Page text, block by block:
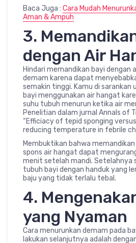
Baca Juga : Cara Mudah
Aman & Ampuh
3.
dengan Air
Hindari memandikan bayi dengan
demam karena dapat
semakin tinggi. Kamu di sarankan
bayi menggunakan air hangat
suhu tubuh menurun ketika air
Penelitian dalam jurnal Annals of
“Efficiacy of tepid sponging
reducing temperature in febrile
Membuktikan bahwa
spons air hangat dapat
menit setelah mandi. Setelahnya
tubuh bayi dengan handuk yang
baju yang tidak terlalu tebal.
4.
yang Nyaman
Cara menurunkan demam pada
lakukan selanjutnya adalah